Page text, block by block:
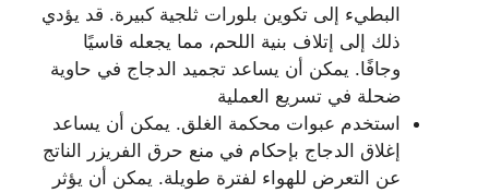
البطيء إلى تكوين بلورات ثلجية كبيرة. قد يؤدي
ذلك إلى إتلاف بنية اللحم، مما يجعله قاسيًا
وجافًا. يمكن أن يساعد تجميد الدجاج في حاوية
ضحلة في تسريع العملية
استخدم عبوات محكمة الغلق. يمكن أن يساعد
إغلاق الدجاج بإحكام في منع حرق الفريزر الناتج
عن التعرض للهواء لفترة طويلة. يمكن أن يؤثر